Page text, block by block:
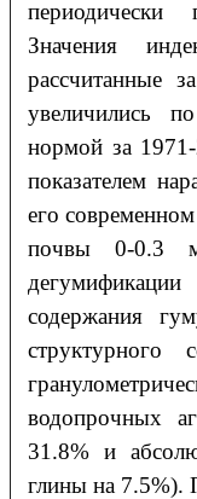
Значения
рассчитанные
увеличились
нормой за
показателем
его
почвы 0-0.3
содержания
структурного
водопрочных
31.8% и
глины на 7.5%).